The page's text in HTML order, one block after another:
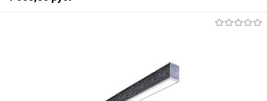
Уточняйте наличие у
менеджера